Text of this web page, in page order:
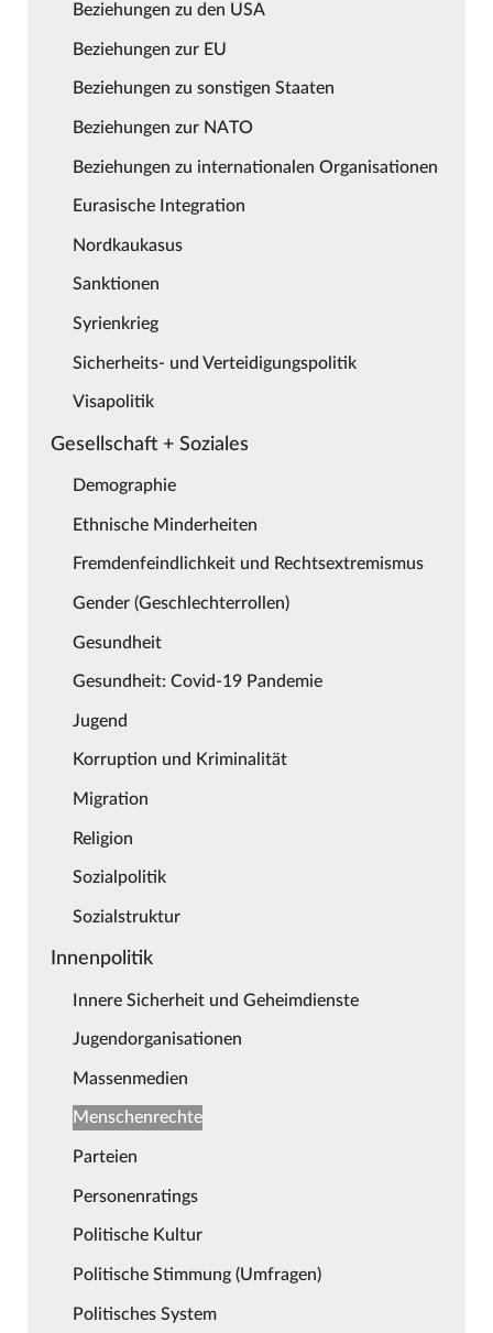
Beziehungen zu den USA
Beziehungen zur EU
Beziehungen zu sonstigen Staaten
Beziehungen zur NATO
Beziehungen zu internationalen Organisationen
Eurasische Integration
Nordkaukasus
Sanktionen
Syrienkrieg
Sicherheits- und Verteidigungspolitik
Visapolitik
Gesellschaft + Soziales
Demographie
Ethnische Minderheiten
Fremdenfeindlichkeit und Rechtsextremismus
Gender (Geschlechterrollen)
Gesundheit
Gesundheit: Covid-19 Pandemie
Jugend
Korruption und Kriminalität
Migration
Religion
Sozialpolitik
Sozialstruktur
Innenpolitik
Innere Sicherheit und Geheimdienste
Jugendorganisationen
Massenmedien
Menschenrechte
Parteien
Personenratings
Politische Kultur
Politische Stimmung (Umfragen)
Politisches System